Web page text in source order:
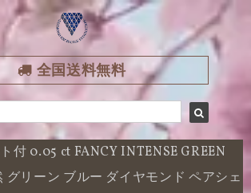
全国送料無料
付 0.05 ct FANCY INTENSE GREEN
グリーン ブルー ダイヤモンド ペアシェ